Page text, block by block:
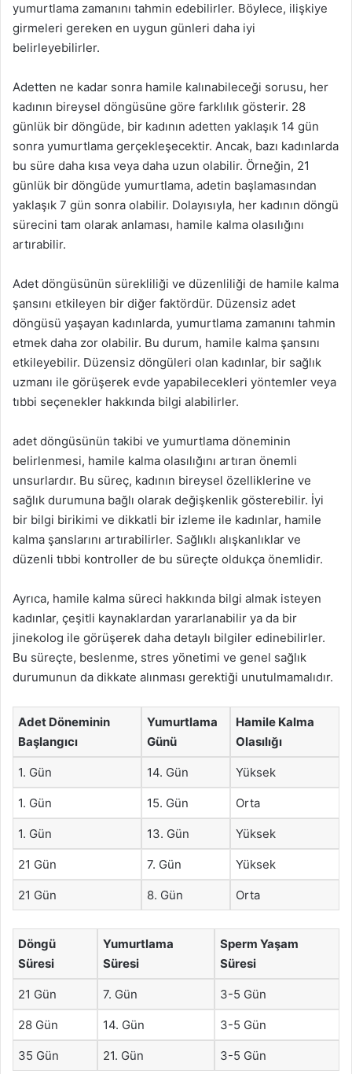
yumurtlama zamanını tahmin edebilirler. Böylece, ilişkiye
girmeleri gereken en uygun günleri daha iyi
belirleyebilirler.
Adetten ne kadar sonra hamile kalınabileceği sorusu, her
kadının bireysel döngüsüne göre farklılık gösterir. 28
günlük bir döngüde, bir kadının adetten yaklaşık 14 gün
sonra yumurtlama gerçekleşecektir. Ancak, bazı kadınlarda
bu süre daha kısa veya daha uzun olabilir. Örneğin, 21
günlük bir döngüde yumurtlama, adetin başlamasından
yaklaşık 7 gün sonra olabilir. Dolayısıyla, her kadının döngü
sürecini tam olarak anlaması, hamile kalma olasılığını
artırabilir.
Adet döngüsünün sürekliliği ve düzenliliği de hamile kalma
şansını etkileyen bir diğer faktördür. Düzensiz adet
döngüsü yaşayan kadınlarda, yumurtlama zamanını tahmin
etmek daha zor olabilir. Bu durum, hamile kalma şansını
etkileyebilir. Düzensiz döngüleri olan kadınlar, bir sağlık
uzmanı ile görüşerek evde yapabilecekleri yöntemler veya
tıbbi seçenekler hakkında bilgi alabilirler.
adet döngüsünün takibi ve yumurtlama döneminin
belirlenmesi, hamile kalma olasılığını artıran önemli
unsurlardır. Bu süreç, kadının bireysel özelliklerine ve
sağlık durumuna bağlı olarak değişkenlik gösterebilir. İyi
bir bilgi birikimi ve dikkatli bir izleme ile kadınlar, hamile
kalma şanslarını artırabilirler. Sağlıklı alışkanlıklar ve
düzenli tıbbi kontroller de bu süreçte oldukça önemlidir.
Ayrıca, hamile kalma süreci hakkında bilgi almak isteyen
kadınlar, çeşitli kaynaklardan yararlanabilir ya da bir
jinekolog ile görüşerek daha detaylı bilgiler edinebilirler.
Bu süreçte, beslenme, stres yönetimi ve genel sağlık
durumunun da dikkate alınması gerektiği unutulmamalıdır.
Adet Döneminin
Başlangıcı
Yumurtlama
Günü
Hamile Kalma
Olasılığı
1. Gün 14. Gün Yüksek
1. Gün 15. Gün Orta
1. Gün 13. Gün Yüksek
21 Gün 7. Gün Yüksek
21 Gün 8. Gün Orta
Döngü
Süresi
Yumurtlama
Süresi
Sperm Yaşam
Süresi
21 Gün 7. Gün 3-5 Gün
28 Gün 14. Gün 3-5 Gün
35 Gün 21. Gün 3-5 Gün